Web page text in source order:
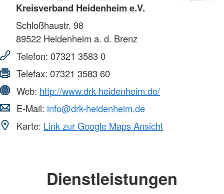
Kreisverband Heidenheim e.V.
Schloßhaustr. 98
89522 Heidenheim a. d. Brenz
Telefon: 07321 3583 0
Telefax: 07321 3583 60
Web: http://www.drk-heidenheim.de/
E-Mail: info@drk-heidenheim.de
Karte: Link zur Google Maps Ansicht
Dienstleistungen